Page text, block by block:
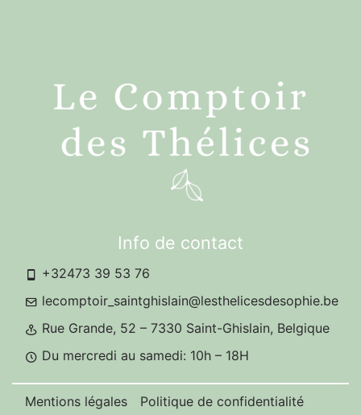
Info de contact
+32473 39 53 76
lecomptoir_saintghislain@lesthelicesdesophie.be
Rue Grande, 52 – 7330 Saint-Ghislain, Belgique
Du mercredi au samedi: 10h – 18H
Mentions légales Politique de confidentialité